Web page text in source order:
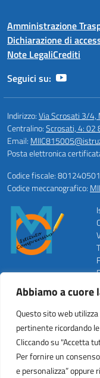
Abbiamo a cuore
Questo sito web
pertinente ricordando
Cliccando su "Accetta
Per fornire un
e personalizza”
Amministrazione
Dichiarazione di
Note LegaliCrediti
Seguici su:
Indirizzo:Via Scrosati 3/4,
Centralino:Scrosati, 4:
Email:
Posta elettronica
Codice fiscale:
Codice meccanografico:
Codice
Codice Fiscale:
Codice Univoco